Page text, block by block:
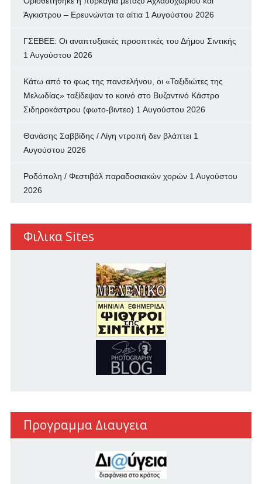
Άγκιστρου – Ερευνώνται τα αίτια 1 Αυγούστου 2026
ΓΣΕΒΕΕ: Οι αναπτυξιακές προοπτικές του Δήμου Σιντικής
1 Αυγούστου 2026
Κάτω από το φως της πανσελήνου, οι «Ταξιδιώτες της
Μελωδίας» ταξίδεψαν το κοινό στο Βυζαντινό Κάστρο
Σιδηροκάστρου (φωτο-βιντεο) 1 Αυγούστου 2026
Θανάσης Σαββίδης / Λίγη ντροπή δεν βλάπτει 1
Αυγούστου 2026
Ροδόπολη / Φεστιβάλ παραδοσιακών χορών 1 Αυγούστου
2026
Φιλικα Sites
Προγραμμα Διαυγεια